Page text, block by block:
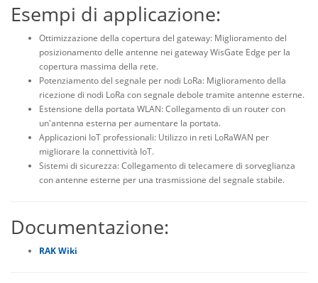
Esempi di applicazione:
Ottimizzazione della copertura del gateway: Miglioramento del
posizionamento delle antenne nei gateway WisGate Edge per la
copertura massima della rete.
Potenziamento del segnale per nodi LoRa: Miglioramento della
ricezione di nodi LoRa con segnale debole tramite antenne esterne.
Estensione della portata WLAN: Collegamento di un router con
un'antenna esterna per aumentare la portata.
Applicazioni IoT professionali: Utilizzo in reti LoRaWAN per
migliorare la connettività IoT.
Sistemi di sicurezza: Collegamento di telecamere di sorveglianza
con antenne esterne per una trasmissione del segnale stabile.
Documentazione:
RAK Wiki